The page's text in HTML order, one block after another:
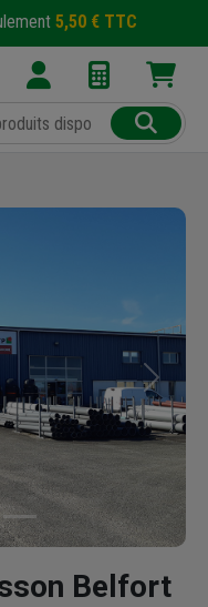
5,50 € TTC
Suivant
Belfort